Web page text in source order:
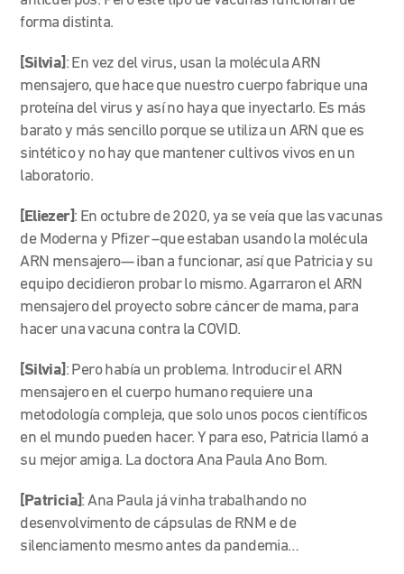
forma distinta.
[Silvia] : En vez del virus, usan la molécula ARN
mensajero, que hace que nuestro cuerpo fabrique una
proteína del virus y así no haya que inyectarlo. Es más
barato y más sencillo porque se utiliza un ARN que es
sintético y no hay que mantener cultivos vivos en un
laboratorio.
[Eliezer]: En octubre de 2020, ya se veía que las vacunas
de Moderna y Pfizer –que estaban usando la molécula
ARN mensajero— iban a funcionar, así que Patricia y su
equipo decidieron probar lo mismo. Agarraron el ARN
mensajero del proyecto sobre cáncer de mama, para
hacer una vacuna contra la COVID.
[Silvia] : Pero había un problema. Introducir el ARN
mensajero en el cuerpo humano requiere una
metodología compleja, que solo unos pocos científicos
en el mundo pueden hacer. Y para eso, Patricia llamó a
su mejor amiga. La doctora Ana Paula Ano Bom.
[Patricia]: Ana Paula já vinha trabalhando no
desenvolvimento de cápsulas de RNM e de
silenciamento mesmo antes da pandemia…